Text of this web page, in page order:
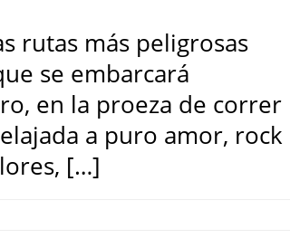
rutas más peligrosas
se embarcará
en la proeza de correr
a puro amor, rock
[…]